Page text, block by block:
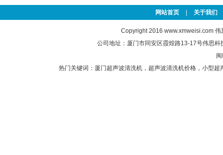
网站首页 关于我们
Copyright 2016 www.xmweisi.com伟
公司地址：厦门市同安区霞煌路13-17号伟思
热门关键词： 厦门超声波清洗机 ， 超声波清洗机价格 ， 小型超